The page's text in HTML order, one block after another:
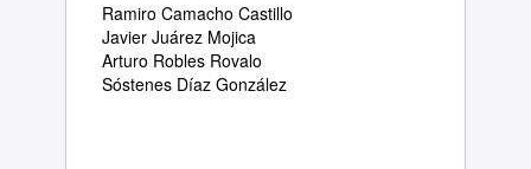
Ramiro Camacho Castillo
Javier Juárez Mojica
Arturo Robles Rovalo
Sóstenes Díaz González